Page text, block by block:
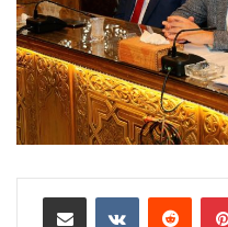
بينتيريست مشاركة عبر البريد